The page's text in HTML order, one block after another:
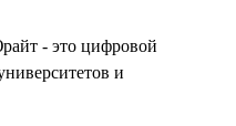
- это цифровой
и